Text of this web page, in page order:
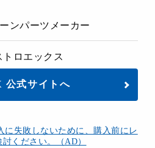
ンパーツメーカー
公式サイトへ
に失敗しないために、購入前にレ
ください。（AD）